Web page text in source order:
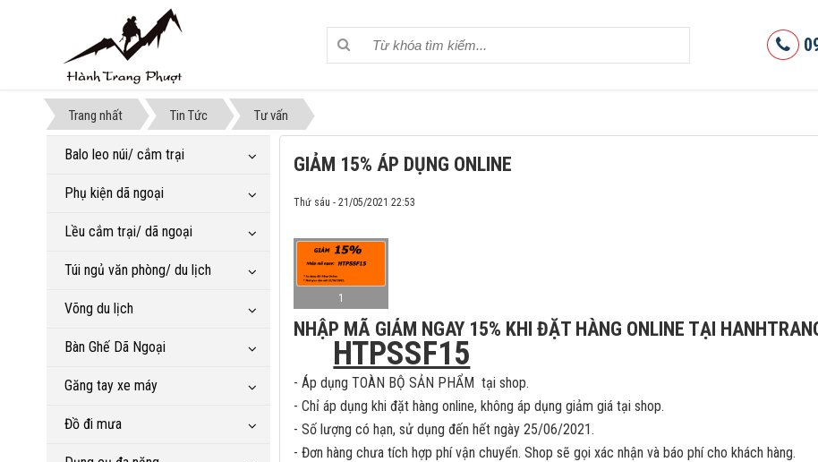
Trang nhất Tin Tức Tư vấn
GIẢM 15% ÁP DỤNG ONLINE
Thứ sáu - 21/05/2021 22:53
1
NHẬP MÃ GIẢM NGAY 15% KHI ĐẶT HÀNG ONLINE TẠI
HTPSSF15
- Áp dụng TOÀN BỘ SẢN PHẨM tại shop.
- Chỉ áp dụng khi đặt hàng online, không áp dụng giảm giá tại shop.
- Số lượng có hạn, sử dụng đến hết ngày 25/06/2021.
- Đơn hàng chưa tích hợp phí vận chuyển. Shop sẽ gọi xác nhận và báo phí cho khách hàng.
Balo leo núi/ cắm trại
Phụ kiện dã ngoại
Lều cắm trại/ dã ngoại
Túi ngủ văn phòng/ du lịch
Võng du lịch
Bàn Ghế Dã Ngoại
Găng tay xe máy
Đồ đi mưa